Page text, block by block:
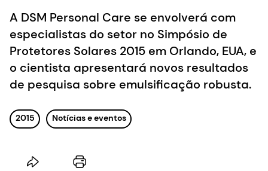
A DSM Personal Care se envolverá com
especialistas do setor no Simpósio de
Protetores Solares 2015 em Orlando, EUA, e
o cientista apresentará novos resultados
de pesquisa sobre emulsificação robusta.
2015 Notícias e eventos